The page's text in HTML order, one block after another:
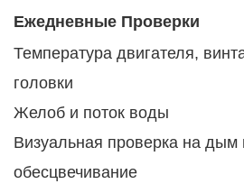
Ежедневные Проверки
Температура двигателя,
головки
Желоб и поток воды
Визуальная проверка на дым
обесцвечивание